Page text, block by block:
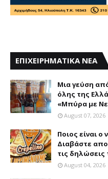
ΕΠΙΧΕΙΡΗΜΑΤΙΚΑ ΝΕΑ
Mια γεύση
όλης της
«Μπύρα με
August 07, 2026
Ποιος είναι ο
Διαβάστε
τις δηλώσεις
August 04, 2026